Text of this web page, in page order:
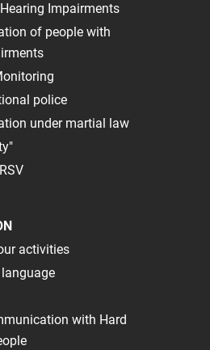
Impairments
of people with
police
under martial law
activities
with Hard